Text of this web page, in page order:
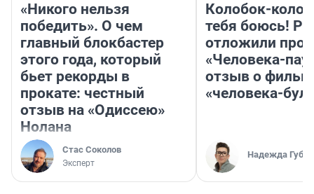
«Никого нельзя
победить». О чем
главный блокбастер
этого года, который
бьет рекорды в
прокате: честный
отзыв на «Одиссею»
Нолана
Стас Соколов
Эксперт
Колобок-
тебя боюсь!
отложили
«Человека-
отзыв о
«человека-
Надежда